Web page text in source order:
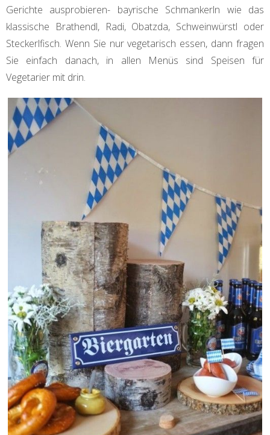
Gerichte ausprobieren- bayrische Schmankerln wie das
klassische Brathendl, Radi, Obatzda, Schweinwürstl oder
Steckerlfisch. Wenn Sie nur vegetarisch essen, dann fragen
Sie einfach danach, in allen Menüs sind Speisen für
Vegetarier mit drin.